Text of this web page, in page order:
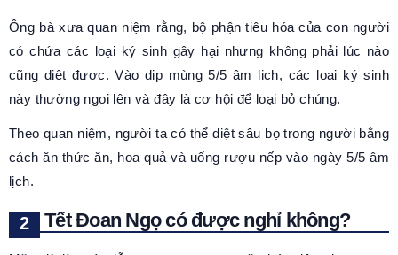
Ông bà xưa quan niệm rằng, bộ phận tiêu hóa của con người
có chứa các loại ký sinh gây hại nhưng không phải lúc nào
cũng diệt được. Vào dịp mùng 5/5 âm lịch, các loại ký sinh
này thường ngoi lên và đây là cơ hội để loại bỏ chúng.
Theo quan niệm, người ta có thể diệt sâu bọ trong người bằng
cách ăn thức ăn, hoa quả và uống rượu nếp vào ngày 5/5 âm
lịch.
Tết Đoan Ngọ có được nghỉ không?